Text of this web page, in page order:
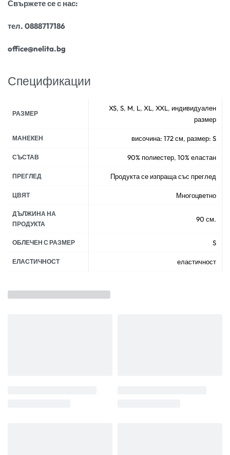
Свържете се с нас:
тел. 0888717186
office@nelita.bg
Спецификации
РАЗМЕР
XS, S, M, L, XL, XXL, индивидуален
размер
МАНЕКЕН височина: 172 см, размер: S
СЪСТАВ 90% полиестер, 10% еластан
ПРЕГЛЕД Продукта се изпраща със преглед
ЦВЯТ Многоцветно
ДЪЛЖИНА НА
ПРОДУКТА
90 см.
ОБЛЕЧЕН С РАЗМЕР S
ЕЛАСТИЧНОСТ еластичност